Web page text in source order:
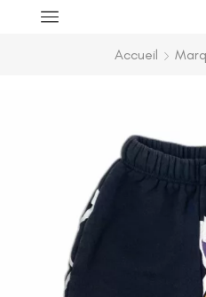
Accueil